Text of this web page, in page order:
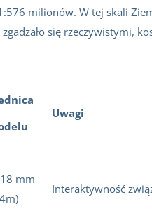
milionów. W tej skali
się rzeczywistymi,
Uwagi
mm
Interaktywność